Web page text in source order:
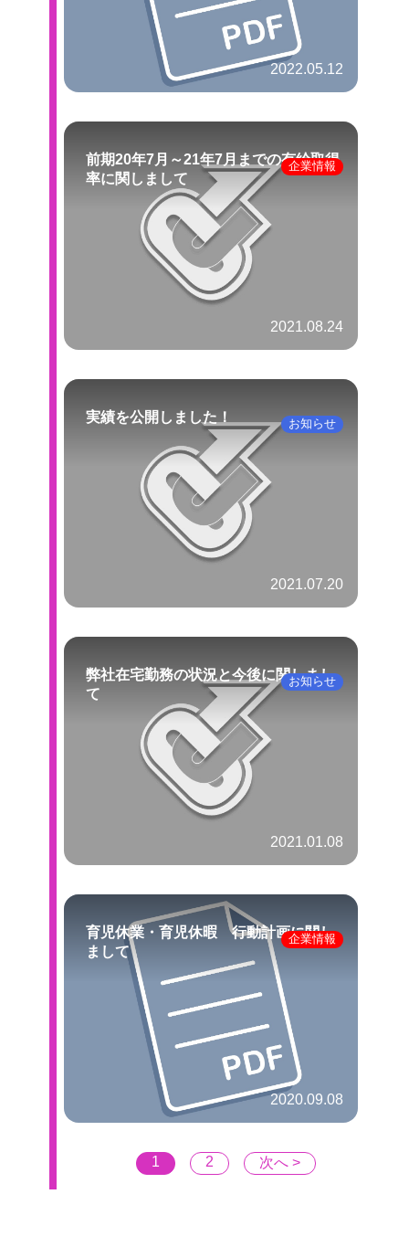
2022.05.12
前期20年7月～21年7月までの有給取得
率に関しまして
2021.08.24
企業情報
実績を公開しました！
2021.07.20
お知らせ
弊社在宅勤務の状況と今後に関しまし
て
2021.01.08
お知らせ
育児休業・育児休暇 行動計画に関し
まして
2020.09.08
企業情報
1 2 次へ >